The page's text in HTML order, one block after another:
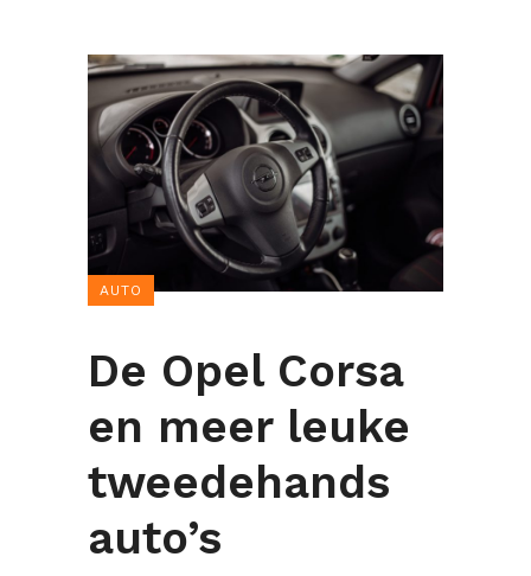
AUTO
De Opel Corsa
en meer leuke
tweedehands
auto’s